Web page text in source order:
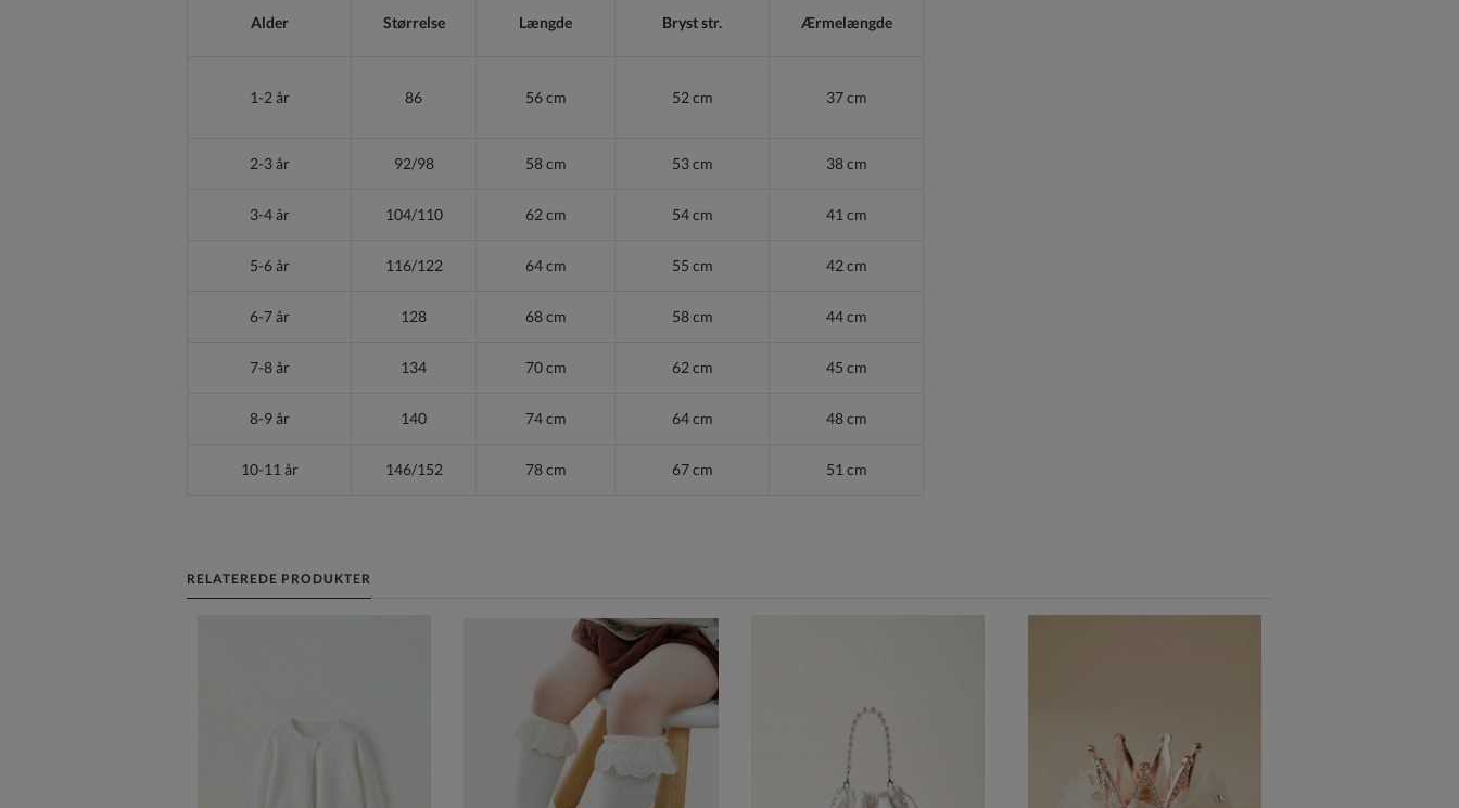
Alder Størrelse Længde Bryst str. Ærmelængde
1-2 år 86 56 cm 52 cm 37 cm
2-3 år 92/98 58 cm 53 cm 38 cm
3-4 år 104/110 62 cm 54 cm 41 cm
5-6 år 116/122 64 cm 55 cm 42 cm
6-7 år 128 68 cm 58 cm 44 cm
7-8 år 134 70 cm 62 cm 45 cm
8-9 år 140 74 cm 64 cm 48 cm
10-11 år 146/152 78 cm 67 cm 51 cm
RELATEREDE PRODUKTER